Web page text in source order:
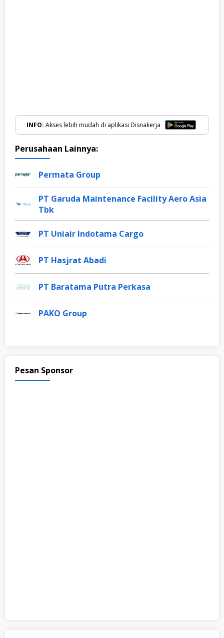
INFO: Akses lebih mudah di aplikasi Disnakerja
Perusahaan Lainnya:
Permata Group
PT Garuda Maintenance Facility Aero Asia
Tbk
PT Uniair Indotama Cargo
PT Hasjrat Abadi
PT Baratama Putra Perkasa
PAKO Group
Pesan Sponsor